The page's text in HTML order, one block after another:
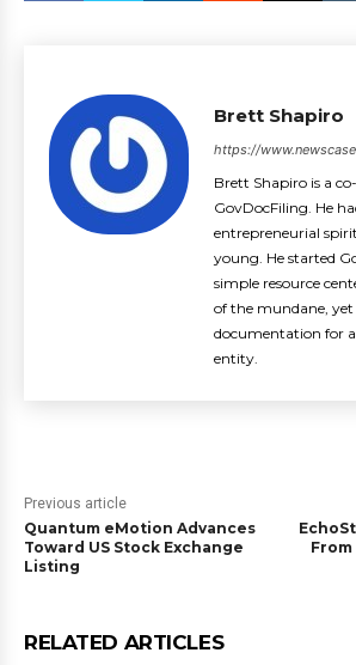
Brett Shapiro
https://
Brett Shapiro is a
GovDocFiling. He
entrepreneurial
young. He started
simple resource
of the mundane,
documentation for
entity.
Previous article
Quantum eMotion Advances
Toward US Stock Exchange
Listing
RELATED ARTICLES